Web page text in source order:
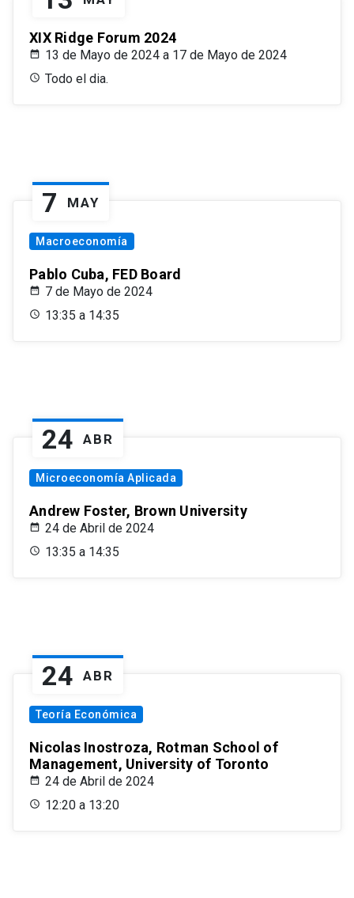
XIX Ridge Forum 2024
13 de Mayo de 2024 a 17 de Mayo de 2024
Todo el dia.
7 MAY
Macroeconomía
Pablo Cuba, FED Board
7 de Mayo de 2024
13:35 a 14:35
24 ABR
Microeconomía Aplicada
Andrew Foster, Brown University
24 de Abril de 2024
13:35 a 14:35
24 ABR
Teoría Económica
Nicolas Inostroza, Rotman School of
Management, University of Toronto
24 de Abril de 2024
12:20 a 13:20